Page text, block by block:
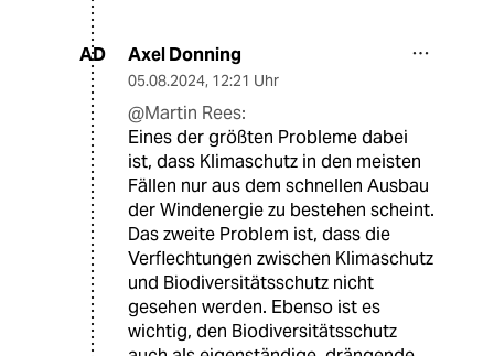
AD Axel Donning
05.08.2024, 12:21 Uhr
@Martin Rees:
Eines der größten Probleme dabei
ist, dass Klimaschutz in den meisten
Fällen nur aus dem schnellen Ausbau
der Windenergie zu bestehen scheint.
Das zweite Problem ist, dass die
Verflechtungen zwischen Klimaschutz
und Biodiversitätsschutz nicht
gesehen werden. Ebenso ist es
wichtig, den Biodiversitätsschutz